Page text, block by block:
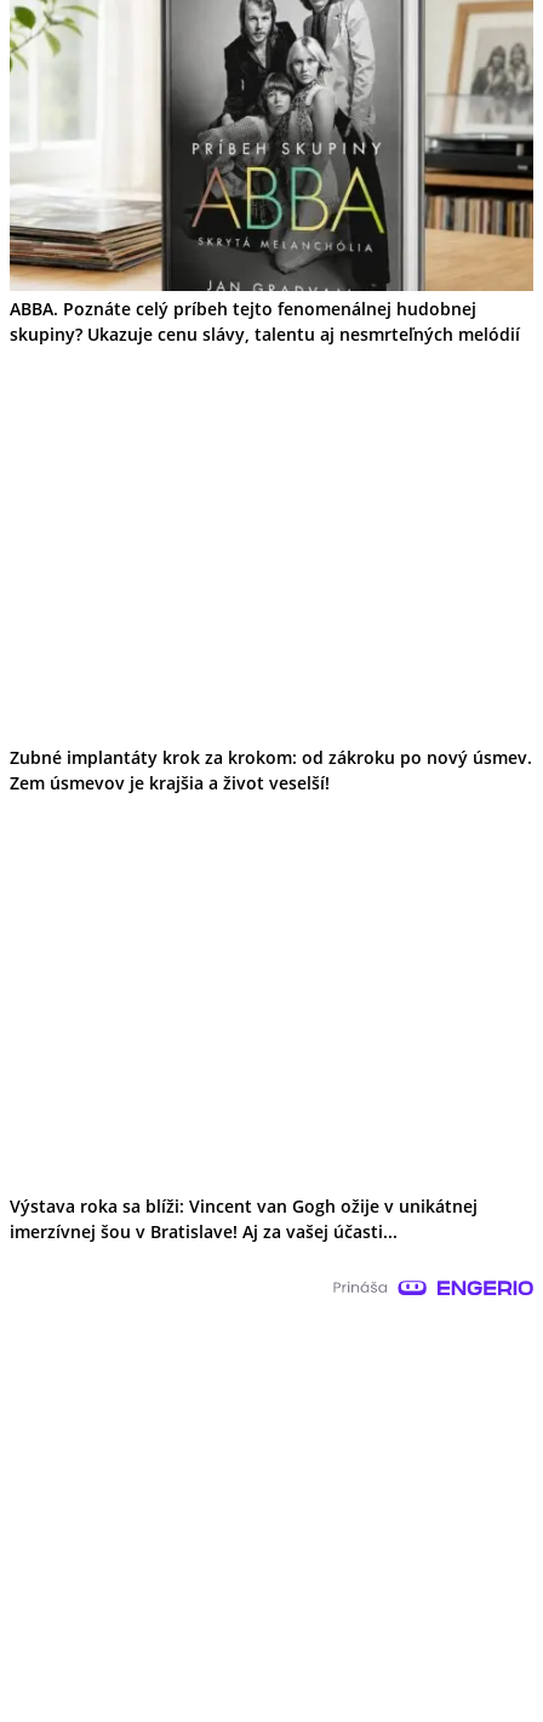
ABBA. Poznáte celý príbeh tejto fenomenálnej hudobnej
skupiny? Ukazuje cenu slávy, talentu aj nesmrteľných melódií
Zubné implantáty krok za krokom: od zákroku po nový úsmev.
Zem úsmevov je krajšia a život veselší!
Výstava roka sa blíži: Vincent van Gogh ožije v unikátnej
imerzívnej šou v Bratislave! Aj za vašej účasti...